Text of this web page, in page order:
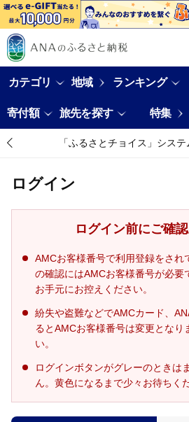
カテゴリ 地域 ランキング
寄付額 旅先を探す 特集
「ふるさとチョイス」シス
ログイン
ログイン前にご確
AMCお客様番号で利用登録をされ
の確認にはAMCお客様番号が必要
お手元にお控えください。
紛失や盗難などでAMCカード、
るとAMCお客様番号は変更となり
い。
ログインボタンがグレーのときは
ん。黄色になるまで少々お待ちく